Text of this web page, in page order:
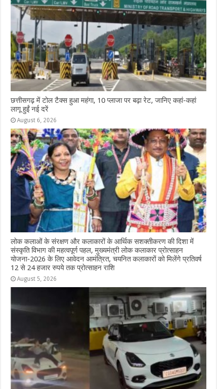
k r
छत्तीसगढ़ में टोल टैक्स हुआ महंगा, 10 प्लाजा पर बढ़ा रेट, जानिए कहां-कहां
लागू हुईं नई दरें
August 6, 2026
लोक कलाओं के संरक्षण और कलाकारों के आर्थिक सशक्तीकरण की दिशा में
संस्कृति विभाग की महत्वपूर्ण पहल, मुख्यमंत्री लोक कलाकार प्रोत्साहन
योजना-2026 के लिए आवेदन आमंत्रित, चयनित कलाकारों को मिलेंगे प्रतिवर्ष
12 से 24 हजार रुपये तक प्रोत्साहन राशि
August 5, 2026